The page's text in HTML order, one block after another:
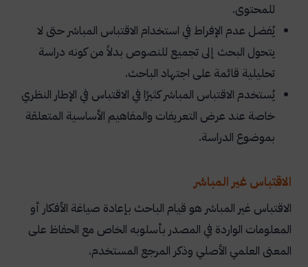
للمحتوى.
يُفضل عدم الإفراط في استخدام الاقتباس المباشر حتى لا
يتحول البحث إلى تجميع للنصوص بدلاً من كونه دراسة
تحليلية قائمة على اجتهاد الباحث.
يُستخدم الاقتباس المباشر كثيرًا في الاقتباس في الإطار النظري
خاصة عند عرض التعريفات والمفاهيم الأساسية المتعلقة
بموضوع الدراسة.
الاقتباس غير المباشر
الاقتباس غير المباشر هو قيام الباحث بإعادة صياغة الأفكار أو
المعلومات الواردة في المصدر بأسلوبه الخاص مع الحفاظ على
المعنى العلمي الأصلي وذكر المرجع المستخدم.